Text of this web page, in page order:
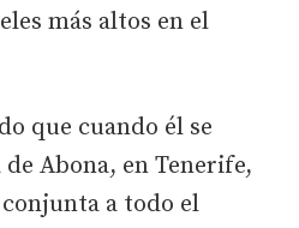
más altos en el
que cuando él se
Abona, en Tenerife,
a todo el